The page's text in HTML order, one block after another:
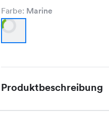
Farbe: Marine
Produktbeschreibung